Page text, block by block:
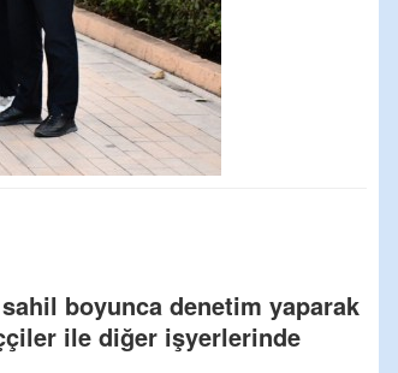
boyunca denetim yaparak
ile diğer işyerlerinde